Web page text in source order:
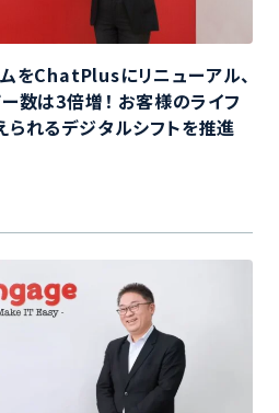
をChatPlusにリニューアル、
数は3倍増！ お客様のライフ
れるデジタルシフトを推進